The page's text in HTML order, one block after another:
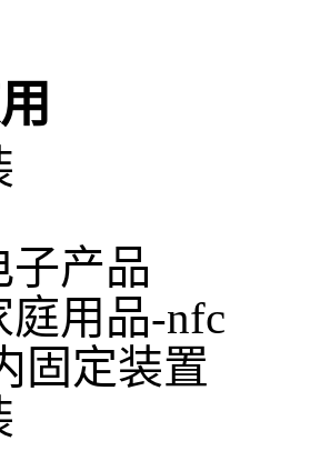
子产品
庭用品-nfc
固定装置